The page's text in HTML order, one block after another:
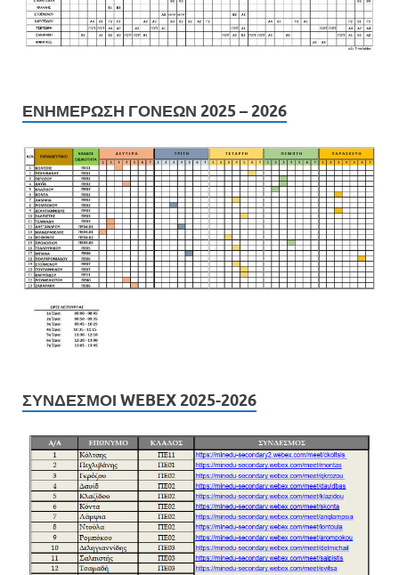
ΕΝΗΜΕΡΩΣΗ ΓΟΝΕΩΝ 2025 – 2026
ΣΎΝΔΕΣΜΟΙ WEBEX 2025-2026